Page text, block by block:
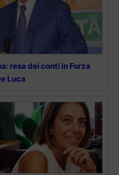
resa dei conti in Forza
Luca